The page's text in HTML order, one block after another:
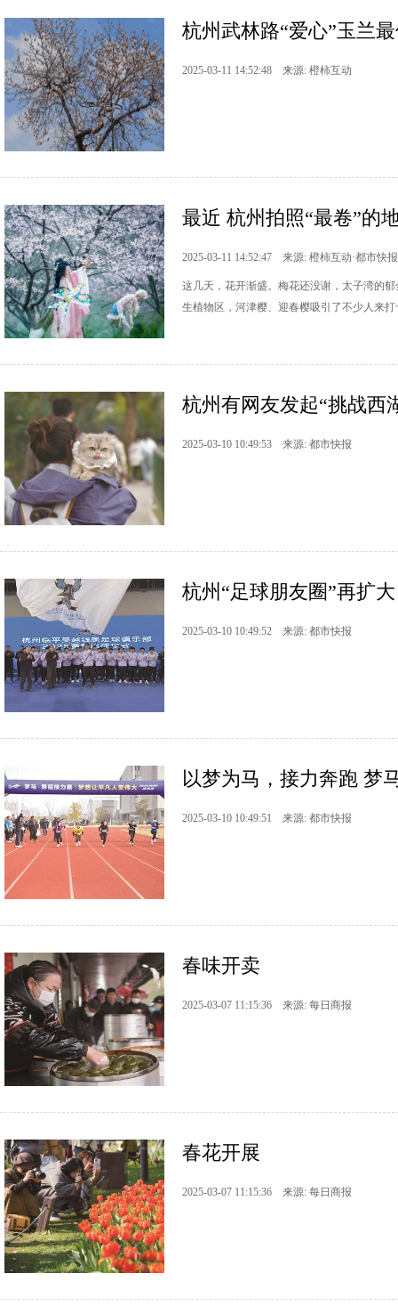
杭州武林路“爱心”玉兰
2025-03-11 14:52:48 来源: ​橙柿互动
最近 杭州拍照“最卷”的
2025-03-11 14:52:47 来源: 橙柿互动·都市快报
这几天，花开渐盛。梅花还没谢，太子湾的
生植物区，河津樱、迎春樱吸引了不少人来
杭州有网友发起“挑战西
2025-03-10 10:49:53 来源: 都市快报
杭州“足球朋友圈”再扩
2025-03-10 10:49:52 来源: 都市快报
以梦为马，接力奔跑 梦
2025-03-10 10:49:51 来源: 都市快报
春味开卖
2025-03-07 11:15:36 来源: 每日商报
春花开展
2025-03-07 11:15:36 来源: 每日商报